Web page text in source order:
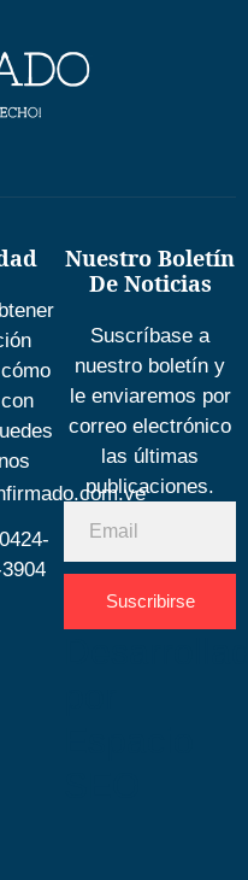
Nuestro Boletín
De Noticias
Suscríbase a
nuestro boletín y
le enviaremos por
correo electrónico
las últimas
publicaciones.
Suscribirse